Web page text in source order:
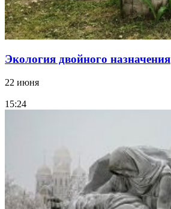
Экология двойного назначения
22 июня
15:24